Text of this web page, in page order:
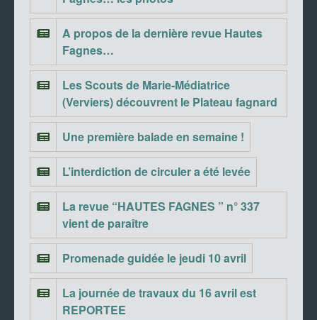
A propos de la dernière revue Hautes
Fagnes…
Les Scouts de Marie-Médiatrice
(Verviers) découvrent le Plateau fagnard
Une première balade en semaine !
L’interdiction de circuler a été levée
La revue “HAUTES FAGNES ” n° 337
vient de paraître
Promenade guidée le jeudi 10 avril
La journée de travaux du 16 avril est
REPORTEE